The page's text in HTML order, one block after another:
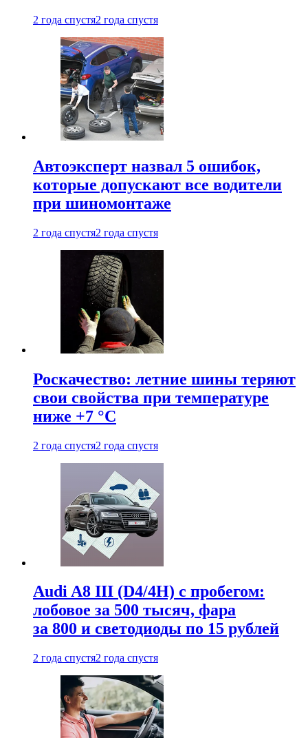
2 года спустя2 года спустя
Автоэксперт назвал 5 ошибок,
которые допускают все водители
при шиномонтаже
2 года спустя2 года спустя
Роскачество: летние шины теряют
свои свойства при температуре
ниже +7 °C
2 года спустя2 года спустя
Audi A8 III (D4/4H) c пробегом:
лобовое за 500 тысяч, фара
за 800 и светодиоды по 15 рублей
2 года спустя2 года спустя